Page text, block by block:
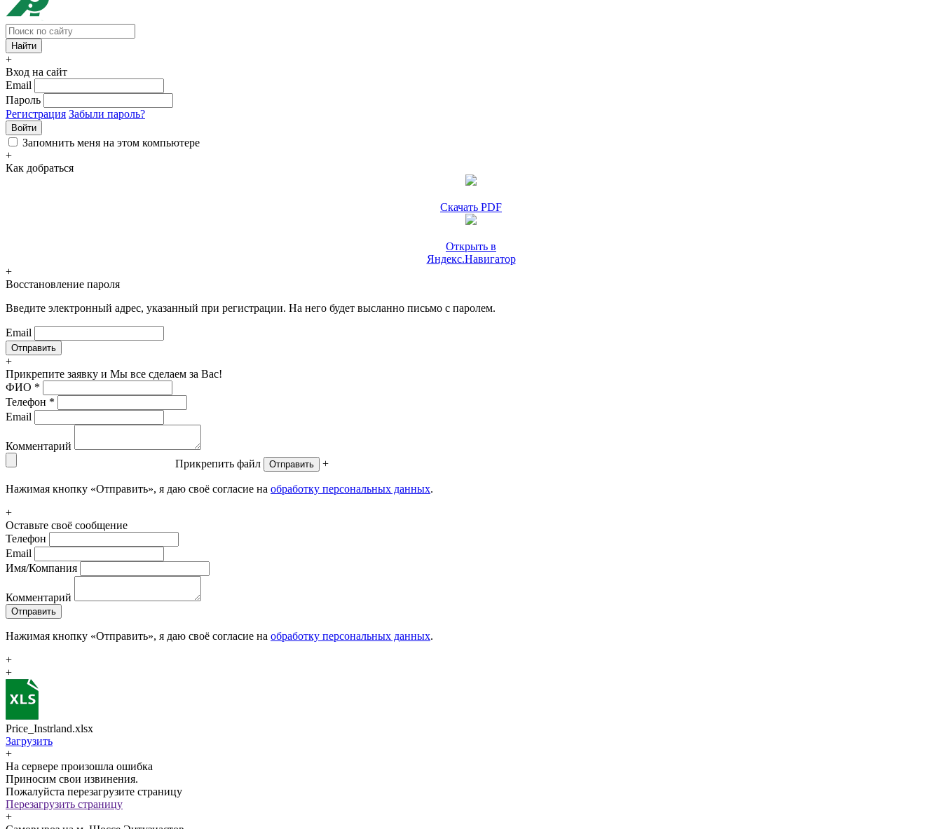
+
Вход на сайт
Email
Пароль
Регистрация Забыли пароль?
Войти
Запомнить меня на этом компьютере
+
Как добраться
Скачать PDF
Открыть в
Яндекс.Навигатор
+
Восстановление пароля
Введите электронный адрес, указанный при регистрации. На него будет высланно письмо с паролем.
Email
+
Прикрепите заявку и Мы все сделаем за Вас!
ФИО *
Телефон *
Email
Комментарий
Прикрепить файл
Отправить +
Нажимая кнопку «Отправить», я даю своё согласие на обработку персональных данных.
+
Оставьте своё сообщение
Телефон
Email
Имя/Компания
Комментарий
Отправить
Нажимая кнопку «Отправить», я даю своё согласие на обработку персональных данных.
+
+
Price_Instrland.xlsx
Загрузить
+
На сервере произошла ошибка
Приносим свои извинения.
Пожалуйста перезагрузите страницу
Перезагрузить страницу
+